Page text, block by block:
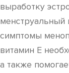
выработку
менструальный
симптомы
витамин Е
а также